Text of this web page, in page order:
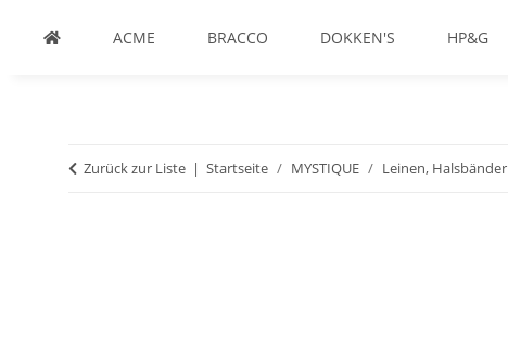
ACME BRACCO DOKKEN'S HP&G
Zurück zur Liste Startseite MYSTIQUE Leinen, Halsbänder